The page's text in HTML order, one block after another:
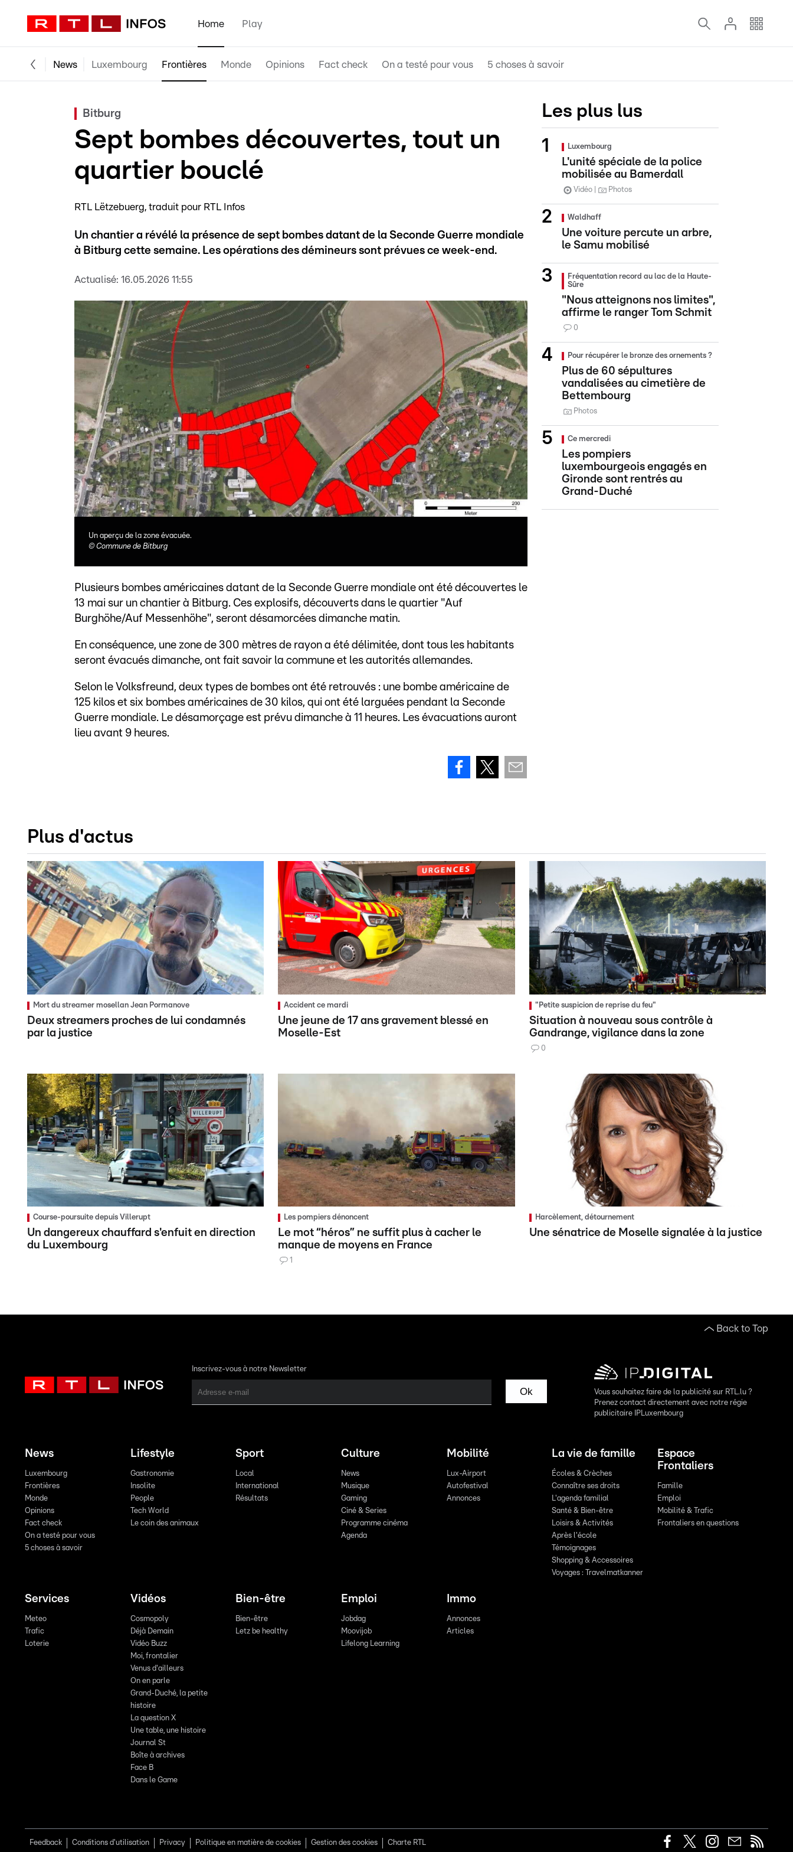
Home Play
News Luxembourg Frontières Monde Opinions Fact check On a testé pour vous 5 choses à savoir
Bitburg
Sept bombes découvertes, tout un
quartier bouclé
RTL Lëtzebuerg traduit pour RTL Infos
Un chantier a révélé la présence de sept bombes datant de la Seconde Guerre mondiale
à Bitburg cette semaine. Les opérations des démineurs sont prévues ce week-end.
Actualisé: 16.05.2026 11:55
Un aperçu de la zone évacuée.
© Commune de Bitburg
Plusieurs bombes américaines datant de la Seconde Guerre mondiale ont été découvertes le
13 mai sur un chantier à Bitburg. Ces explosifs, découverts dans le quartier "Auf
Burghöhe/Auf Messenhöhe", seront désamorcées dimanche matin.
En conséquence, une zone de 300 mètres de rayon a été délimitée, dont tous les habitants
seront évacués dimanche, ont fait savoir la commune et les autorités allemandes.
Selon le Volksfreund, deux types de bombes ont été retrouvés : une bombe américaine de
125 kilos et six bombes américaines de 30 kilos, qui ont été larguées pendant la Seconde
Guerre mondiale. Le désamorçage est prévu dimanche à 11 heures. Les évacuations auront
lieu avant 9 heures.
Les plus lus
Luxembourg
L'unité spéciale de la police
mobilisée au Bamerdall
Vidéo Photos
Waldhaff
Une voiture percute un arbre,
le Samu mobilisé
Fréquentation record au lac de la Haute-
Sûre
"Nous atteignons nos limites",
affirme le ranger Tom Schmit
0
Pour récupérer le bronze des ornements ?
Plus de 60 sépultures
vandalisées au cimetière de
Bettembourg
Photos
Ce mercredi
Les pompiers
luxembourgeois engagés en
Gironde sont rentrés au
Grand-Duché
Plus d'actus
Mort du streamer mosellan Jean Pormanove
Deux streamers proches de lui condamnés
par la justice
Accident ce mardi
Une jeune de 17 ans gravement blessé en
Moselle-Est
"Petite suspicion de reprise du feu"
Situation à nouveau sous contrôle à
Gandrange, vigilance dans la zone
0
Course-poursuite depuis Villerupt
Un dangereux chauffard s'enfuit en direction
du Luxembourg
Les pompiers dénoncent
Le mot “héros” ne suffit plus à cacher le
manque de moyens en France
1
Harcèlement, détournement
Une sénatrice de Moselle signalée à la justice
Back to Top
Inscrivez-vous à notre Newsletter
Ok
Vous souhaitez faire de la publicité sur RTL.lu ?
Prenez contact directement avec notre régie
publicitaire IPLuxembourg
News
Luxembourg
Frontières
Monde
Opinions
Fact check
On a testé pour vous
5 choses à savoir
Lifestyle
Gastronomie
Insolite
People
Tech World
Le coin des animaux
Sport
Local
International
Résultats
Culture
News
Musique
Gaming
Ciné & Series
Programme cinéma
Agenda
Mobilité
Lux-Airport
Autofestival
Annonces
La vie de famille
Écoles & Crèches
Connaître ses droits
L'agenda familial
Santé & Bien-être
Loisirs & Activités
Après l'école
Témoignages
Shopping & Accessoires
Voyages : Travelmatkanner
Espace
Frontaliers
Famille
Emploi
Mobilité & Trafic
Frontaliers en questions
Services
Meteo
Trafic
Loterie
Vidéos
Cosmopoly
Déjà Demain
Vidéo Buzz
Moi, frontalier
Venus d'ailleurs
On en parle
Grand-Duché, la petite
histoire
La question X
Une table, une histoire
Journal St
Boîte à archives
Face B
Dans le Game
Bien-être
Bien-être
Letz be healthy
Emploi
Jobdag
Moovijob
Lifelong Learning
Immo
Annonces
Articles
Feedback Conditions d'utilisation Privacy Politique en matière de cookies Gestion des cookies Charte RTL